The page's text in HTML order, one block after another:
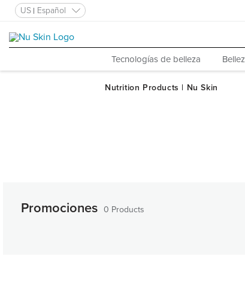
US Español
Tecnologías de belleza
Promociones 0 Products